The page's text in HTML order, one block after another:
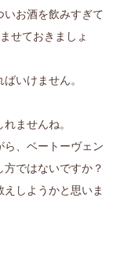
お酒を飲みすぎて
せておきましょ
いけません。
ませんね。
ら、ベートーヴェン
ではないですか？
しようかと思いま